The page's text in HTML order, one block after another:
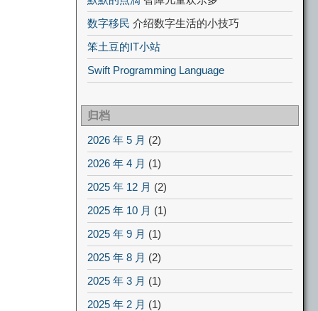
数字移民 介绍数字生活的小技巧
笨土豆的IT小站
Swift Programming Language
归档
2026 年 5 月 (2)
2026 年 4 月 (1)
2025 年 12 月 (2)
2025 年 10 月 (1)
2025 年 9 月 (1)
2025 年 8 月 (2)
2025 年 3 月 (1)
2025 年 2 月 (1)